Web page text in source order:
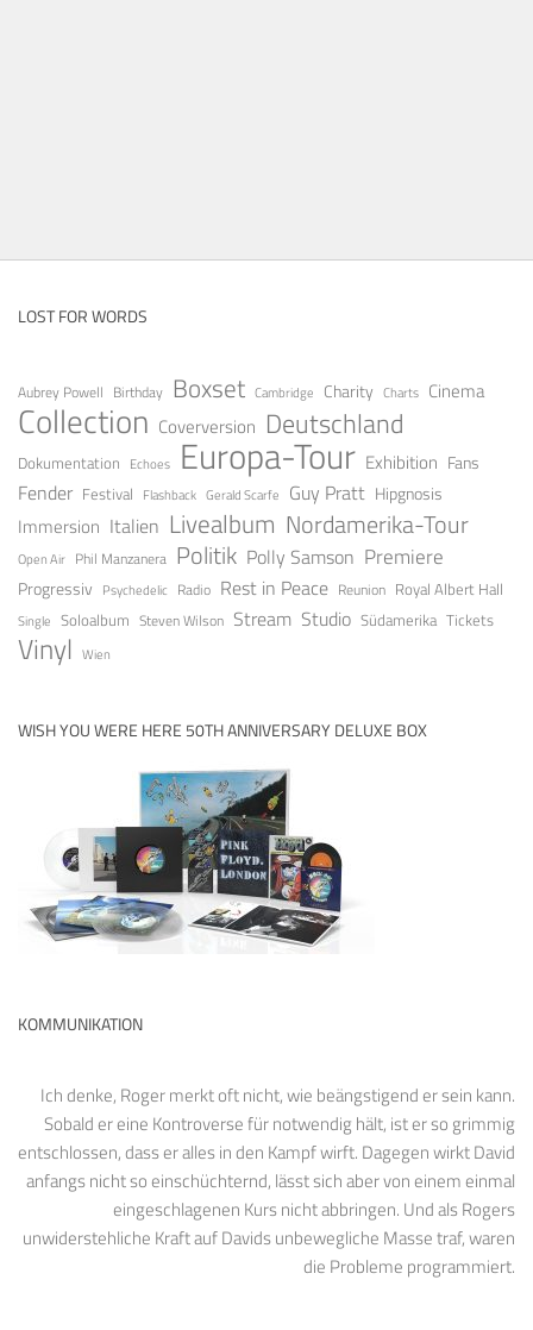
LOST FOR WORDS
Aubrey Powell Birthday Boxset Cambridge Charity Charts Cinema
Collection Coverversion Deutschland
Dokumentation Echoes Europa-Tour Exhibition Fans
Fender Festival Flashback Gerald Scarfe Guy Pratt Hipgnosis
Immersion Italien Livealbum Nordamerika-Tour
Open Air Phil Manzanera Politik Polly Samson Premiere
Progressiv Psychedelic Radio Rest in Peace Reunion Royal Albert Hall
Single Soloalbum Steven Wilson Stream Studio Südamerika Tickets
Vinyl Wien
WISH YOU WERE HERE 50TH ANNIVERSARY DELUXE BOX
KOMMUNIKATION
Ich denke, Roger merkt oft nicht, wie beängstigend er sein kann.
Sobald er eine Kontroverse für notwendig hält, ist er so grimmig
entschlossen, dass er alles in den Kampf wirft. Dagegen wirkt David
anfangs nicht so einschüchternd, lässt sich aber von einem einmal
eingeschlagenen Kurs nicht abbringen. Und als Rogers
unwiderstehliche Kraft auf Davids unbewegliche Masse traf, waren
die Probleme programmiert.